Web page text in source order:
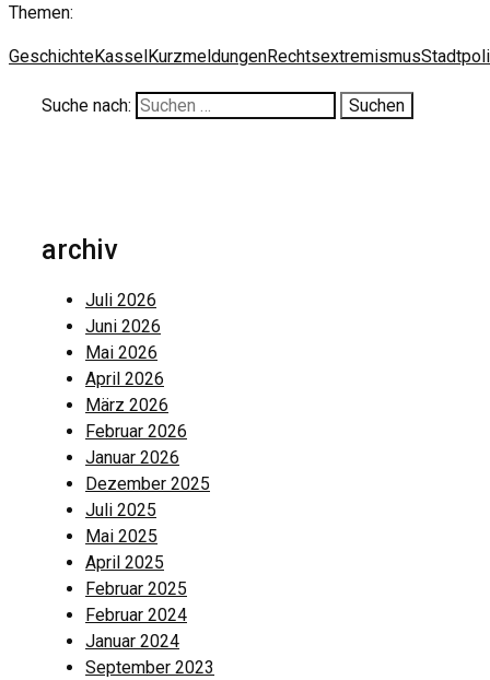
Themen:
GeschichteKasselKurzmeldungenRechtsextremismus
Suche nach:
archiv
Juli 2026
Juni 2026
Mai 2026
April 2026
März 2026
Februar 2026
Januar 2026
Dezember 2025
Juli 2025
Mai 2025
April 2025
Februar 2025
Februar 2024
Januar 2024
September 2023